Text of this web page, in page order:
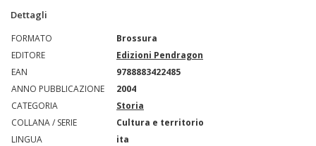
Dettagli
FORMATO
Brossura
EDITORE
Edizioni Pendragon
EAN
9788883422485
ANNO PUBBLICAZIONE
2004
CATEGORIA
Storia
COLLANA / SERIE
Cultura e territorio
LINGUA
ita